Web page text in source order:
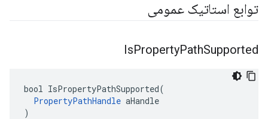
توابع استاتیک عمومی
IsPropertyPathSupported
bool IsPropertyPathSupported(
PropertyPathHandle aHandle
)